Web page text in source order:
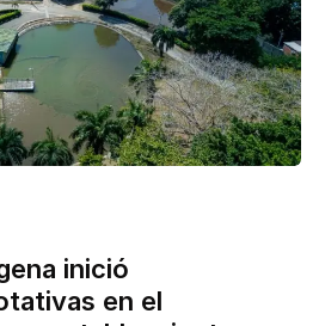
inició
en el